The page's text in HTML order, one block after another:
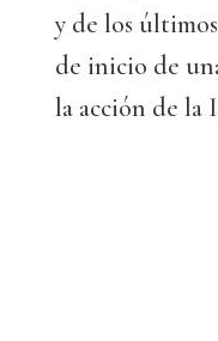
y de los
de inicio de
la acción de la